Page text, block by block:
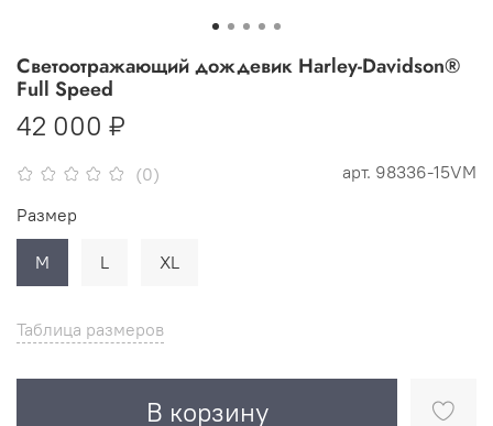
(0) арт. 98336-15VM
Светоотражающий дождевик Harley-Davidson®
Full Speed
42 000 ₽
Таблица размеров
В корзину
Размер
M L XL